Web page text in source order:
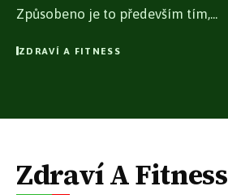
Způsobeno je to především tím,...
ZDRAVÍ A FITNESS
Zdraví A Fitness